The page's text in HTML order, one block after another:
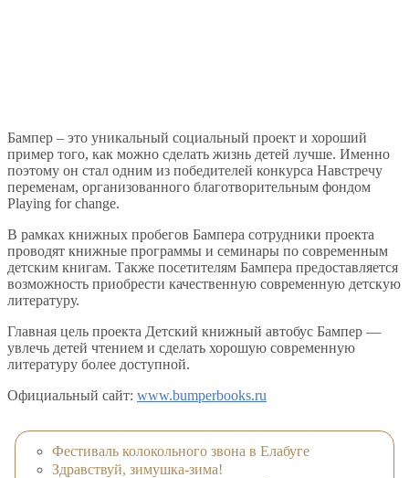
Бампер – это уникальный социальный проект и хороший
пример того, как можно сделать жизнь детей лучше. Именно
поэтому он стал одним из победителей конкурса Навстречу
переменам, организованного благотворительным фондом
Playing for change.
В рамках книжных пробегов Бампера сотрудники проекта
проводят книжные программы и семинары по современным
детским книгам. Также посетителям Бампера предоставляется
возможность приобрести качественную современную детскую
литературу.
Главная цель проекта Детский книжный автобус Бампер —
увлечь детей чтением и сделать хорошую современную
литературу более доступной.
Официальный сайт: www.bumperbooks.ru
Фестиваль колокольного звона в Елабуге
Здравствуй, зимушка-зима!